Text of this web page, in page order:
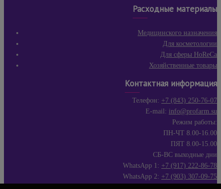
Расходные материалы
Медицинского назначения
Для косметологии
Для сферы HoReCa
Хозяйственные товары
Контактная информация
Телефон: +7 (843) 250-76-07
E-mail: info@profarm.su
Режим работы:
ПН-ЧТ 8.00-16.00
ПЯТ 8.00-15.00
СБ-ВС выходные дни
WhatsApp 1: +7 (917) 222-86-78
WhatsApp 2: +7 (903) 307-09-75